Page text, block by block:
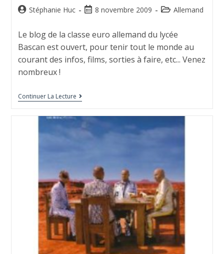
Stéphanie Huc 8 novembre 2009 Allemand
Le blog de la classe euro allemand du lycée
Bascan est ouvert, pour tenir tout le monde au
courant des infos, films, sorties à faire, etc... Venez
nombreux !
Continuer La Lecture